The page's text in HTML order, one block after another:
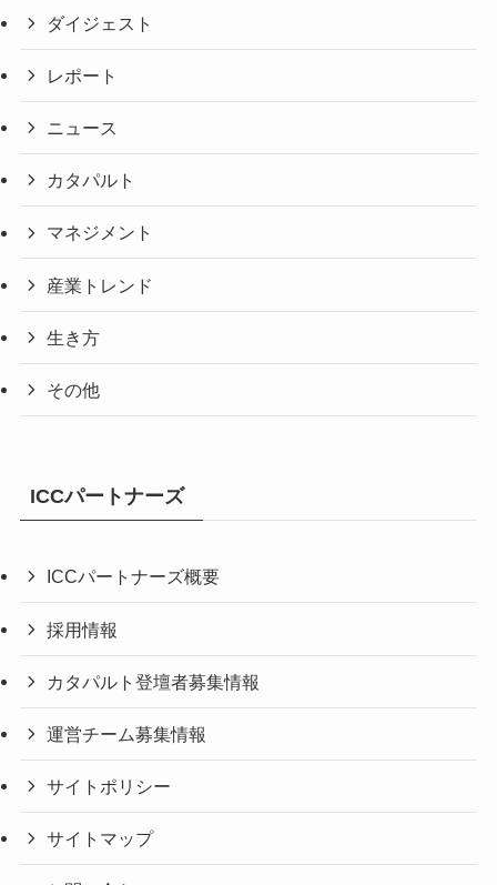
ダイジェスト
レポート
ニュース
カタパルト
マネジメント
産業トレンド
生き方
その他
ICCパートナーズ
ICCパートナーズ概要
採用情報
カタパルト登壇者募集情報
運営チーム募集情報
サイトポリシー
サイトマップ